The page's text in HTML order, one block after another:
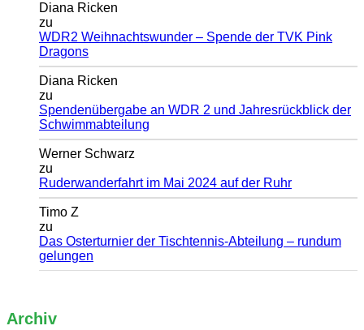
Diana Ricken
zu
WDR2 Weihnachtswunder – Spende der TVK Pink
Dragons
Diana Ricken
zu
Spendenübergabe an WDR 2 und Jahresrückblick der
Schwimmabteilung
Werner Schwarz
zu
Ruderwanderfahrt im Mai 2024 auf der Ruhr
Timo Z
zu
Das Osterturnier der Tischtennis-Abteilung – rundum
gelungen
Archiv